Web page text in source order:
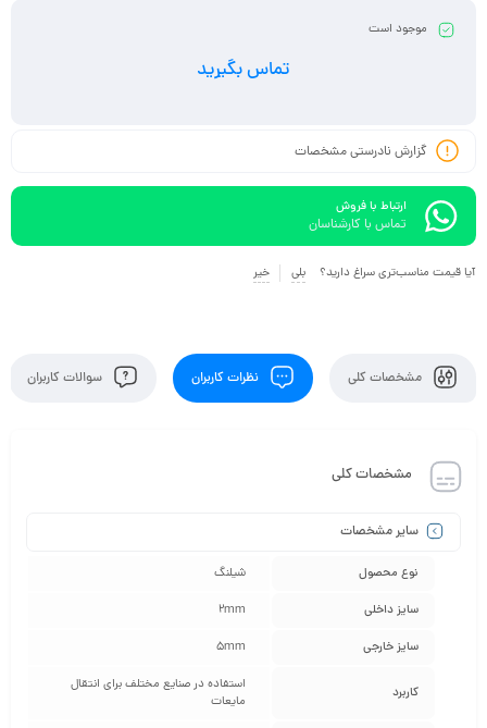
موجود است
تماس بگیرید
گزارش نادرستی مشخصات
ارتباط با فروش
تماس با کارشناسان
آیا قیمت مناسب‌تری سراغ دارید؟ بلی خیر
مشخصات کلی نظرات کاربران سوالات کاربران
مشخصات کلی
سایر مشخصات
نوع محصول شیلنگ
سایز داخلی 2mm
سایز خارجی 5mm
کاربرد
استفاده در صنایع مختلف برای انتقال
مایعات